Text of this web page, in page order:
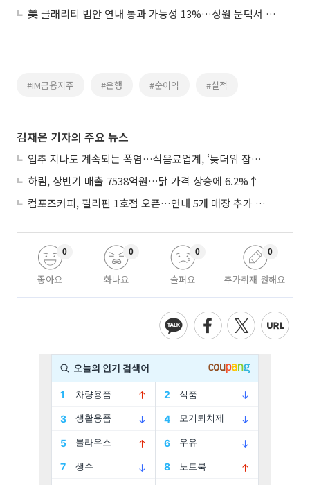
美 클래리티 법안 연내 통과 가능성 13%…상원 문턱서 제동
#IM금융지주 #은행 #순이익 #실적
김재은 기자의 주요 뉴스
입추 지나도 계속되는 폭염…식음료업계, ‘늦더위 잡기’ 전력 투구
하림, 상반기 매출 7538억원…닭 가격 상승에 6.2%↑
컴포즈커피, 필리핀 1호점 오픈…연내 5개 매장 추가 출점
좋아요
0
화나요
0
슬퍼요
0
추가취재 원해요
0